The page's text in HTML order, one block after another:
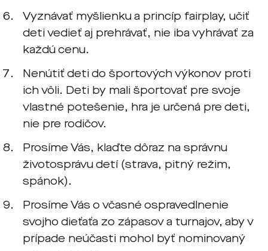
Vyznávať myšlienku a princíp fairplay, učiť
deti vedieť aj prehrávať, nie iba vyhrávať za
každú cenu.
Nenútiť deti do športových výkonov proti
ich vôli. Deti by mali športovať pre svoje
vlastné potešenie, hra je určená pre deti,
nie pre rodičov.
Prosíme Vás, klaďte dôraz na správnu
životosprávu detí (strava, pitný režim,
spánok).
Prosíme Vás o včasné ospravedlnenie
svojho dieťaťa zo zápasov a turnajov, aby v
prípade neúčasti mohol byť nominovaný